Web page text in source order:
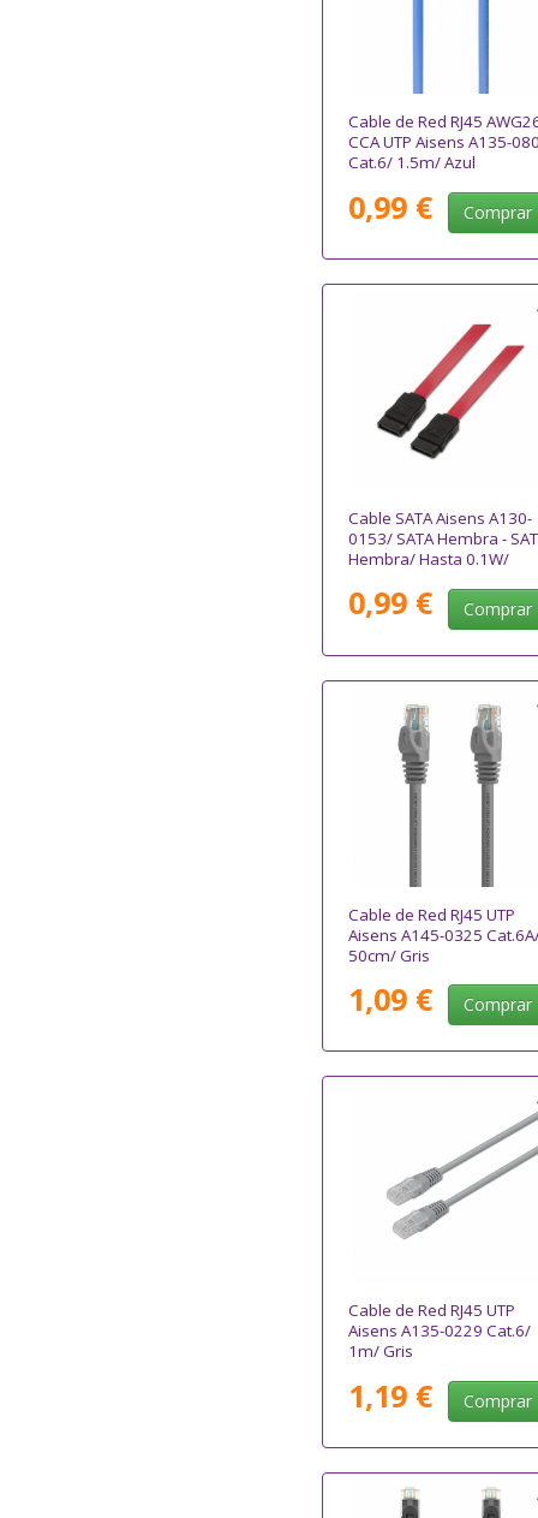
Cable de Red RJ45
CCA UTP Aisens A135-
Cat.6/ 1.5m/ Azul
0,99 € Comprar
Cable SATA Aisens A130-
0153/ SATA Hembra -
Hembra/ Hasta 0.1W/
0,99 € Comprar
Cable de Red RJ45 UTP
Aisens A145-0325
50cm/ Gris
1,09 € Comprar
Cable de Red RJ45 UTP
Aisens A135-0229 Cat.6/
1m/ Gris
1,19 € Comprar